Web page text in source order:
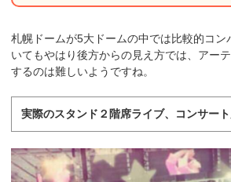
札幌ドームが5大ドームの中では比較的コン
いてもやはり後方からの見え方では、アー
するのは難しいようですね。
実際のスタンド２階席ライブ、コンサー